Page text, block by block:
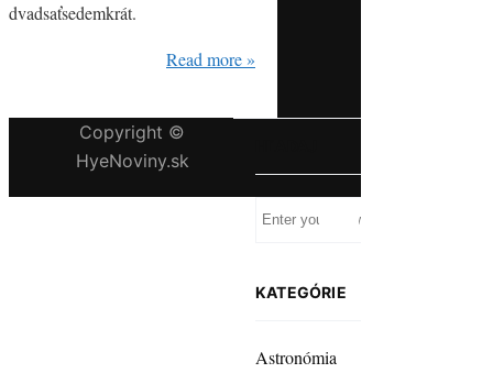
dvadsaťsedemkrát.
Read more »
KATEGÓRIE
Astronómia
Copyright ©
HyeNoviny.sk